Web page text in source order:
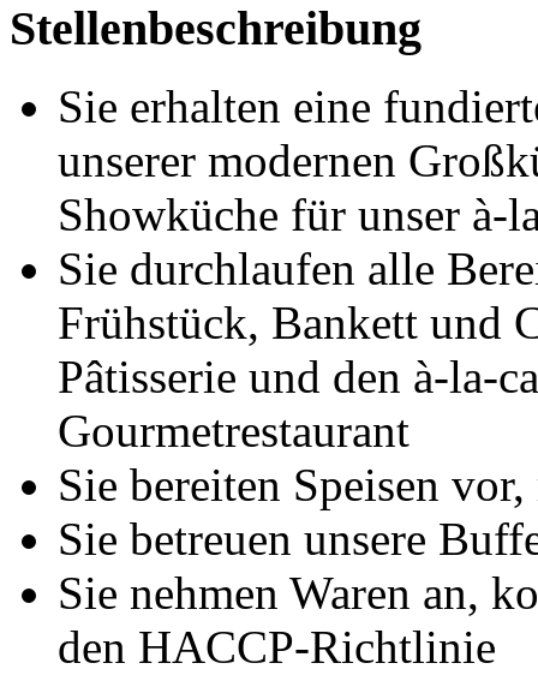
Stellenbeschreibung
Sie erhalten eine
unserer modernen
Showküche für unser à-
Sie durchlaufen alle
Frühstück, Bankett und
Pâtisserie und den à-la-
Gourmetrestaurant
Sie bereiten Speisen
Sie betreuen unsere
Sie nehmen Waren an,
den HACCP-Richtlinie